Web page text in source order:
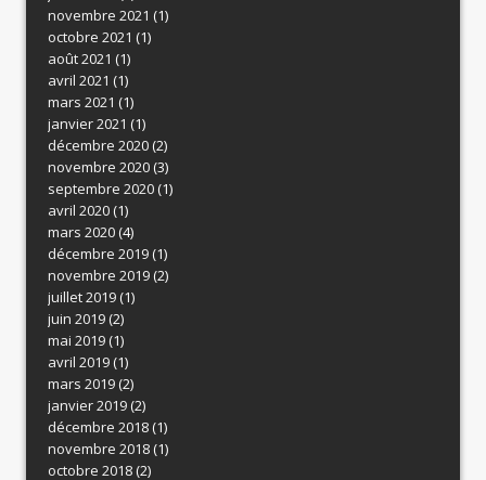
novembre 2021 (1)
octobre 2021 (1)
août 2021 (1)
avril 2021 (1)
mars 2021 (1)
janvier 2021 (1)
décembre 2020(2)
novembre 2020(3)
septembre 2020(1)
avril 2020(1)
mars 2020(4)
décembre 2019(1)
novembre 2019(2)
juillet 2019(1)
juin 2019(2)
mai 2019(1)
avril 2019(1)
mars 2019(2)
janvier 2019(2)
décembre 2018(1)
novembre 2018(1)
octobre 2018(2)